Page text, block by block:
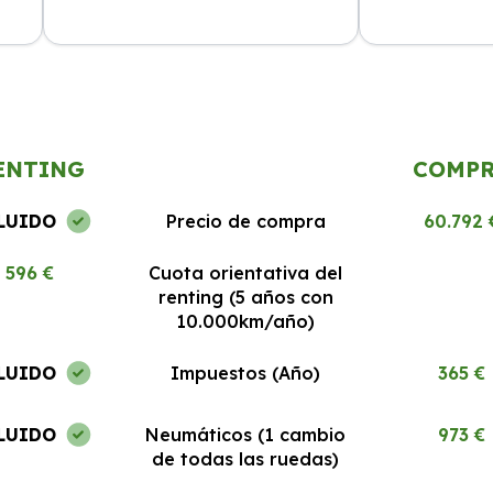
Precio de compra 60.792
596 €
Cuota orientativa del
renting (5 años con
10.000km/año)
Impuestos (Año) 365 €
Neumáticos (1 cambio
de todas las ruedas)
973 €